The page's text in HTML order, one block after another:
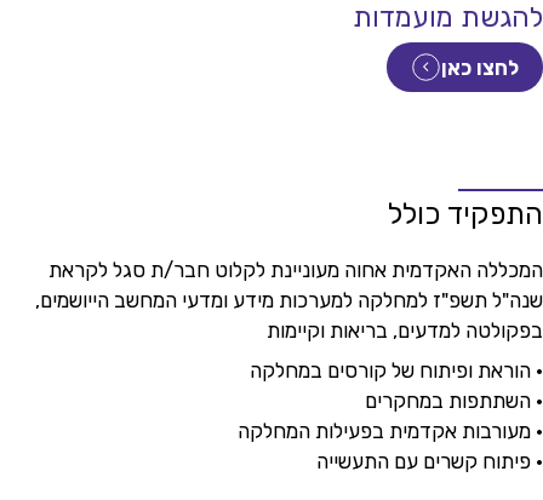
להגשת מועמדות
לחצו כאן
התפקיד כולל
המכללה האקדמית אחוה מעוניינת לקלוט חבר/ת סגל לקראת
שנה"ל תשפ"ז למחלקה למערכות מידע ומדעי המחשב הייושמים,
בפקולטה למדעים, בריאות וקיימות
• הוראת ופיתוח של קורסים במחלקה
• השתתפות במחקרים
• מעורבות אקדמית בפעילות המחלקה
• פיתוח קשרים עם התעשייה